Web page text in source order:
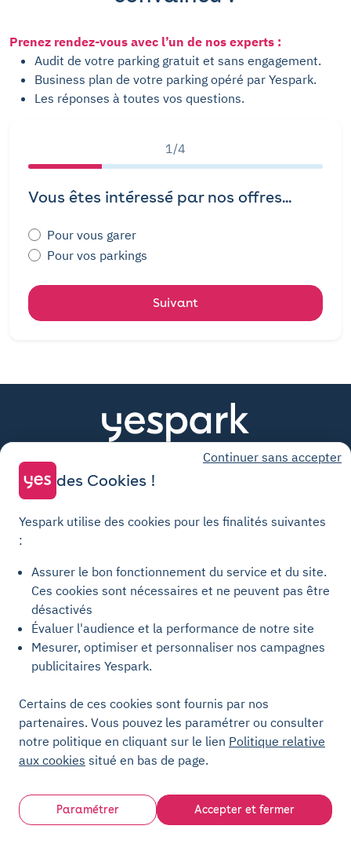
Prenez rendez-vous avec l’un de nos experts :
Audit de votre parking gratuit et sans engagement.
Business plan de votre parking opéré par Yespark.
Les réponses à toutes vos questions.
1/4
Vous êtes intéressé par nos offres...
Pour vous garer
Pour vos parkings
Suivant
100% dédiée à l'actualité de la mobilité urbaine !
À propos
Groupe Yespark
Notre mission
Notre équipe
Compensation carbone
Jobs et carrières
Zenpark
Offres
Stationnement pro avec
recharge
Yespark Moto
Yespark Cyclo
Yespark Plus
Yespark Relais
Partenaires
Ressources
Continuer sans accepter
des Cookies !
Yespark utilise des cookies pour les finalités suivantes
:
Assurer le bon fonctionnement du service et du site.
Ces cookies sont nécessaires et ne peuvent pas être
désactivés
Évaluer l'audience et la performance de notre site
Mesurer, optimiser et personnaliser nos campagnes
publicitaires Yespark.
Certains de ces cookies sont fournis par nos
partenaires. Vous pouvez les paramétrer ou consulter
notre politique en cliquant sur le lien Politique relative
aux cookies situé en bas de page.
Paramétrer Accepter et fermer